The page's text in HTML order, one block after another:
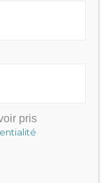
!
l’Etat a
pris